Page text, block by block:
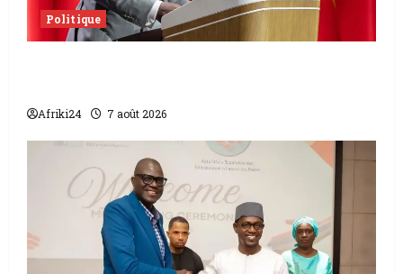
Politique
Afriki24 7 août 2026